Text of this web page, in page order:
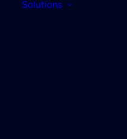
Solutions